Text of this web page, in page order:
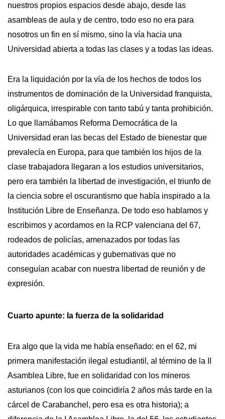
nuestros propios espacios desde abajo, desde las
asambleas de aula y de centro, todo eso no era para
nosotros un fin en sí mismo, sino la vía hacia una
Universidad abierta a todas las clases y a todas las ideas.
Era la liquidación por la vía de los hechos de todos los
instrumentos de dominación de la Universidad franquista,
oligárquica, irrespirable con tanto tabú y tanta prohibición.
Lo que llamábamos Reforma Democrática de la
Universidad eran las becas del Estado de bienestar que
prevalecía en Europa, para que también los hijos de la
clase trabajadora llegaran a los estudios universitarios,
pero era también la libertad de investigación, el triunfo de
la ciencia sobre el oscurantismo que había inspirado a la
Institución Libre de Enseñanza. De todo eso hablamos y
escribimos y acordamos en la RCP valenciana del 67,
rodeados de policías, amenazados por todas las
autoridades académicas y gubernativas que no
conseguían acabar con nuestra libertad de reunión y de
expresión.
Cuarto apunte: la fuerza de la solidaridad
Era algo que la vida me había enseñado: en el 62, mi
primera manifestación ilegal estudiantil, al término de la II
Asamblea Libre, fue en solidaridad con los mineros
asturianos (con los que coincidiría 2 años más tarde en la
cárcel de Carabanchel, pero esa es otra historia); a